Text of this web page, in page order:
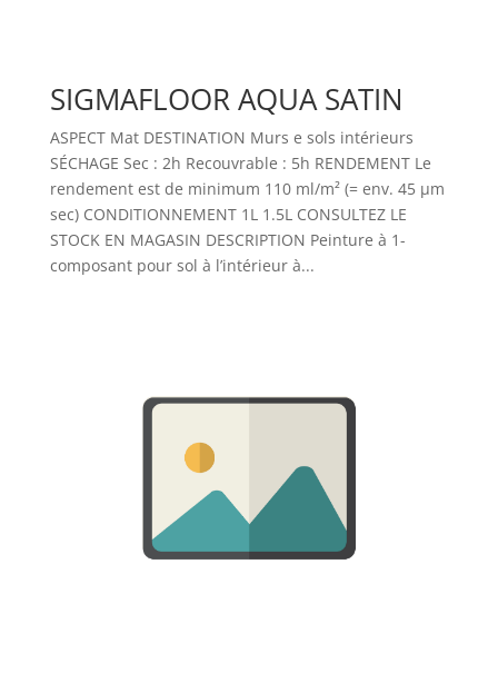
SIGMAFLOOR AQUA SATIN
ASPECT Mat DESTINATION Murs e sols intérieurs
SÉCHAGE Sec : 2h Recouvrable : 5h RENDEMENT Le
rendement est de minimum 110 ml/m² (= env. 45 µm
sec) CONDITIONNEMENT 1L 1.5L CONSULTEZ LE
STOCK EN MAGASIN DESCRIPTION Peinture à 1-
composant pour sol à l’intérieur à...